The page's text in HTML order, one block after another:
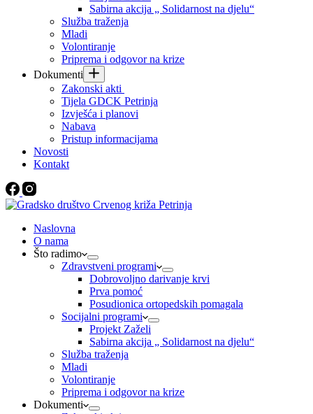
Sabirna akcija „ Solidarnost na djelu“
Služba traženja
Mladi
Volontiranje
Priprema i odgovor na krize
Dokumenti
Zakonski akti
Tijela GDCK Petrinja
Izvješća i planovi
Nabava
Pristup informacijama
Novosti
Kontakt
Naslovna
O nama
Što radimo
Zdravstveni programi
Dobrovoljno darivanje krvi
Prva pomoć
Posudionica ortopedskih pomagala
Socijalni programi
Projekt Zaželi
Sabirna akcija „ Solidarnost na djelu“
Služba traženja
Mladi
Volontiranje
Priprema i odgovor na krize
Dokumenti